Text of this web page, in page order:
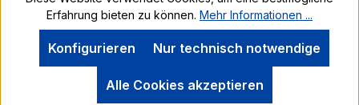
Erfahrung bieten zu können. Mehr Informationen ...
Nur technisch notwendige
Konfigurieren
Alle Cookies akzeptieren